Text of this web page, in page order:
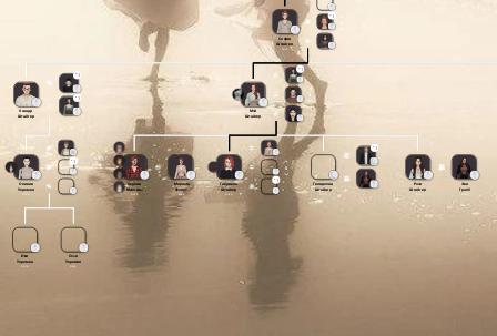
София
Штайгер
Alive
Ксандр
Штайгер
Мэй
Штайгер
Оливия
Уоркмен
Кервин
Маллинс
Alive
Габриель
Штайгер
Alive
Гвендолин
Штайгер
Alive
Рози
Штайгер
Иви
Уоркмен
Alive
Оззи
Уоркмен
Alive
Мириам
Флирт
Alive
5
Эви
Грабб